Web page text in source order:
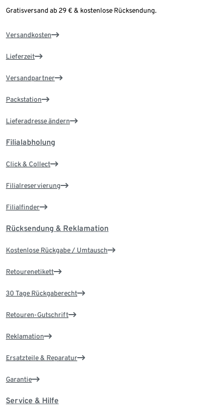
Gratisversand ab 29 € & kostenlose Rücksendung.
Versandkosten
Lieferzeit
Versandpartner
Packstation
Lieferadresse ändern
Filialabholung
Click & Collect
Filialreservierung
Filialfinder
Rücksendung & Reklamation
Kostenlose Rückgabe / Umtausch
Retourenetikett
30 Tage Rückgaberecht
Retouren-Gutschrift
Reklamation
Ersatzteile & Reparatur
Garantie
Service & Hilfe